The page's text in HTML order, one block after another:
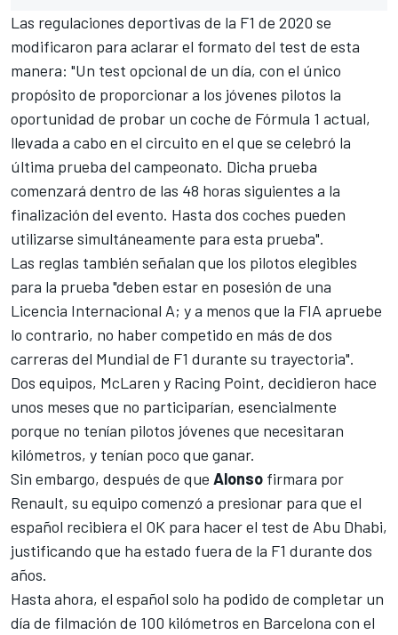
Las regulaciones deportivas de la F1 de 2020 se
modificaron para aclarar el formato del test de esta
manera: "Un test opcional de un día, con el único
propósito de proporcionar a los jóvenes pilotos la
oportunidad de probar un coche de Fórmula 1 actual,
llevada a cabo en el circuito en el que se celebró la
última prueba del campeonato. Dicha prueba
comenzará dentro de las 48 horas siguientes a la
finalización del evento. Hasta dos coches pueden
utilizarse simultáneamente para esta prueba".
Las reglas también señalan que los pilotos elegibles
para la prueba "deben estar en posesión de una
Licencia Internacional A; y a menos que la FIA apruebe
lo contrario, no haber competido en más de dos
carreras del Mundial de F1 durante su trayectoria".
Dos equipos, McLaren y Racing Point, decidieron hace
unos meses que no participarían, esencialmente
porque no tenían pilotos jóvenes que necesitaran
kilómetros, y tenían poco que ganar.
Sin embargo, después de que Alonso firmara por
Renault, su equipo comenzó a presionar para que el
español recibiera el OK para hacer el test de Abu Dhabi,
justificando que ha estado fuera de la F1 durante dos
años.
Hasta ahora, el español solo ha podido de completar un
día de filmación de 100 kilómetros en Barcelona con el